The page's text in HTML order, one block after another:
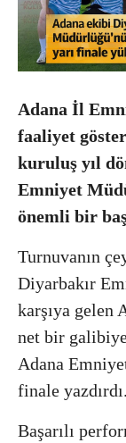
Adana İl
faaliyet
kuruluş yıl
Emniyet
önemli bir
Turnuvanın
Diyarbakır
karşıya gelen
net bir
Adana
finale yazdırdı.
Başarılı